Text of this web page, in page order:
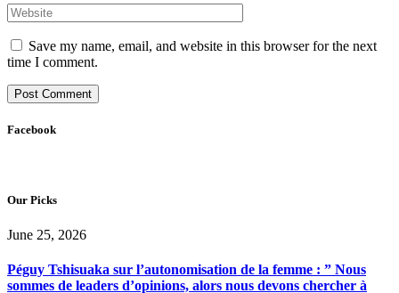
Save my name, email, and website in this browser for the next
time I comment.
Facebook
Our Picks
June 25, 2026
Péguy Tshisuaka sur l’autonomisation de la femme : ” Nous
sommes de leaders d’opinions, alors nous devons chercher à